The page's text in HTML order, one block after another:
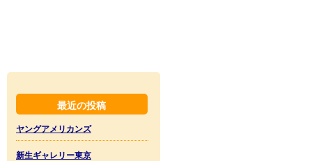
最近の投稿
ヤングアメリカンズ
新生ギャレリー東京